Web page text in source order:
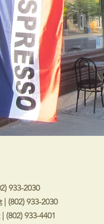
933-2030
| (802) 933-2030
| (802) 933-4401